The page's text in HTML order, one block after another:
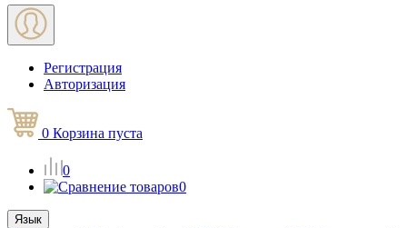
Регистрация
Авторизация
0 Корзина пуста
0
0
Язык